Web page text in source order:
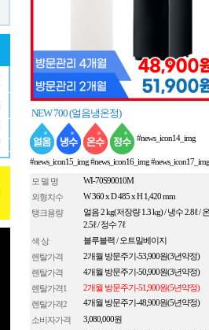
NEW 700 (얼음냉온정)
#news_icon14_img
#news_icon15_img #news_icon16_img #news_icon17_img
모 델 명 WI-70S90010M
외형치수 W 360 x D 485 x H 1,420 mm
탱크용량
얼음 2 kg(저장량 1.3 kg) / 냉수 2.8ℓ /
2.5ℓ / 정수 7ℓ
색 상 블루블랙 / 오트밀베이지
렌탈가격 2개월 방문주기-53,900원(3년약정)
렌탈가격 4개월 방문주기-50,900원(3년약정)
렌탈가격1 2개월 방문주기-51,900원(5년약정)
렌탈가격2 4개월 방문주기-48,900원(5년약정)
소비자가격 3,080,000원